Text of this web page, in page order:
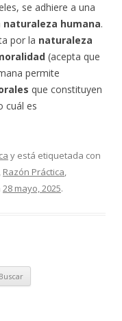
se adhiere a una
naturaleza humana.
por la naturaleza
(acepta que
permite
que constituyen
cuál es
y está etiquetada con
, Razón Práctica,
28 mayo, 2025.